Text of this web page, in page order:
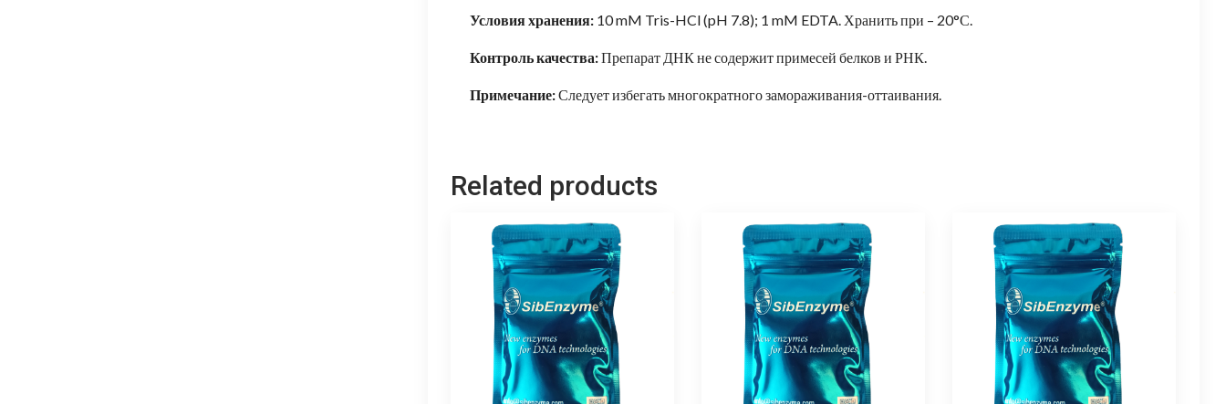
Условия хранения: 10 mM Tris-HCl (pH 7.8); 1 mM EDTA. Хранить при – 20°С.
Контроль качества:Препарат ДНК не содержит примесей белков и РНК.
Примечание:Следует избегать многократного замораживания-оттаивания.
Related products